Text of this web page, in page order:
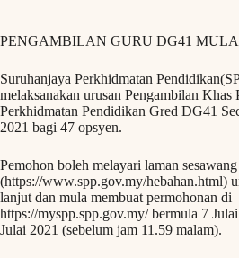
PENGAMBILAN GURU DG41
Suruhanjaya Perkhidmatan
melaksanakan urusan Pengambilan Khas
Perkhidmatan Pendidikan Gred DG41
2021 bagi 47 opsyen.
Pemohon boleh melayari laman
(https://www.spp.gov.my/hebahan.html)
lanjut dan mula membuat permohonan di
https://myspp.spp.gov.my/ bermula 7
Julai 2021 (sebelum jam 11.59 malam).